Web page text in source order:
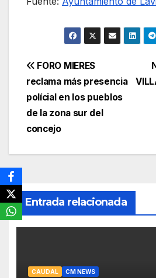
Navegación
de
entradas
FORO MIERES
reclama más presencia
polícial en los pueblos
de la zona sur del
concejo
Entrada relacionada
CAUDAL CM NEWS